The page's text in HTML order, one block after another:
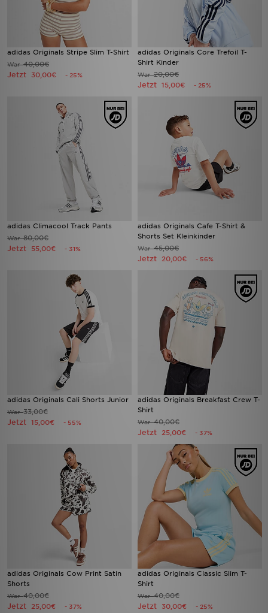
adidas Originals Stripe Slim T-Shirt
War40,00€
Jetzt 30,00€ - 25%
adidas Originals Core Trefoil T-
Shirt Kinder
War20,00€
Jetzt 15,00€ - 25%
adidas Climacool Track Pants
War80,00€
Jetzt 55,00€ - 31%
adidas Originals Cafe T-Shirt &
Shorts Set Kleinkinder
War45,00€
Jetzt 20,00€ - 56%
adidas Originals Cali Shorts Junior
War33,00€
Jetzt 15,00€ - 55%
adidas Originals Breakfast Crew T-
Shirt
War40,00€
Jetzt 25,00€ - 37%
adidas Originals Cow Print Satin
Shorts
War40,00€
Jetzt 25,00€ - 37%
adidas Originals Classic Slim T-
Shirt
War40,00€
Jetzt 30,00€ - 25%